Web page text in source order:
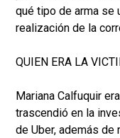
qué tipo de arma se
realización de la
QUIEN ERA LA
Mariana Calfuquir
trascendió en la
de Uber, además